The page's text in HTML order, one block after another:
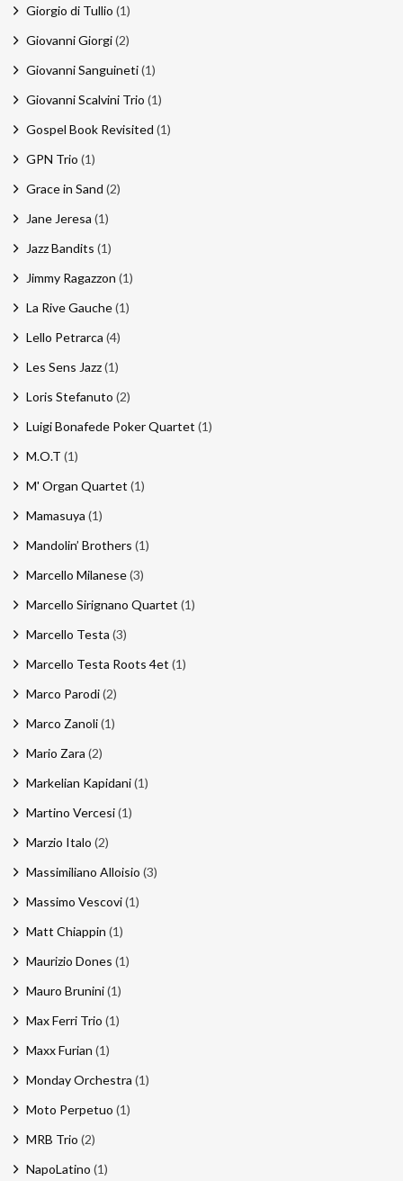
Giorgio di Tullio (1)
Giovanni Giorgi(2)
Giovanni Sanguineti(1)
Giovanni Scalvini Trio (1)
Gospel Book Revisited (1)
GPN Trio (1)
Grace in Sand (2)
Jane Jeresa (1)
Jazz Bandits (1)
Jimmy Ragazzon (1)
La Rive Gauche(1)
Lello Petrarca (4)
Les Sens Jazz(1)
Loris Stefanuto (2)
Luigi Bonafede Poker Quartet (1)
M.O.T (1)
M' Organ Quartet (1)
Mamasuya (1)
Mandolin’ Brothers (1)
Marcello Milanese(3)
Marcello Sirignano Quartet (1)
Marcello Testa (3)
Marcello Testa Roots 4et (1)
Marco Parodi(2)
Marco Zanoli(1)
Mario Zara (2)
Markelian Kapidani(1)
Martino Vercesi(1)
Marzio Italo (2)
Massimiliano Alloisio (3)
Massimo Vescovi(1)
Matt Chiappin (1)
Maurizio Dones (1)
Mauro Brunini(1)
Max Ferri Trio (1)
Maxx Furian (1)
Monday Orchestra (1)
Moto Perpetuo (1)
MRB Trio (2)
NapoLatino (1)